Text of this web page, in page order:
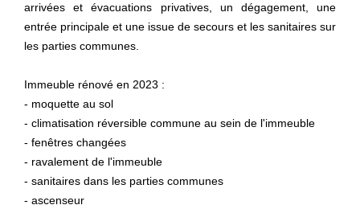
arrivées et évacuations privatives, un dégagement, une
entrée principale et une issue de secours et les sanitaires sur
les parties communes.
Immeuble rénové en 2023 :
- moquette au sol
- climatisation réversible commune au sein de l'immeuble
- fenêtres changées
- ravalement de l'immeuble
- sanitaires dans les parties communes
- ascenseur